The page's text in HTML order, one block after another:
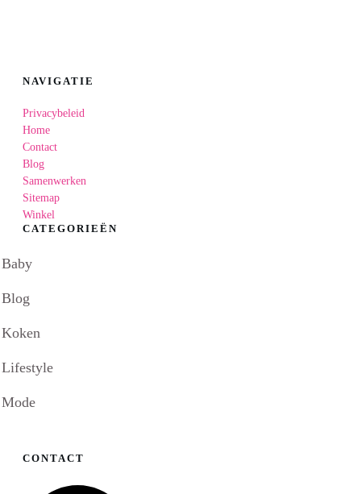
NAVIGATIE
Privacybeleid
Home
Contact
Blog
Samenwerken
Sitemap
Winkel
CATEGORIEËN
Baby
Blog
Koken
Lifestyle
Mode
CONTACT